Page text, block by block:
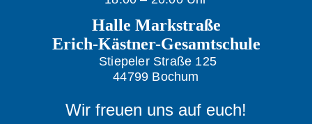
Halle Markstraße
Erich-Kästner-Gesamtschule
Stiepeler Straße 125
44799 Bochum
Wir freuen uns auf euch!